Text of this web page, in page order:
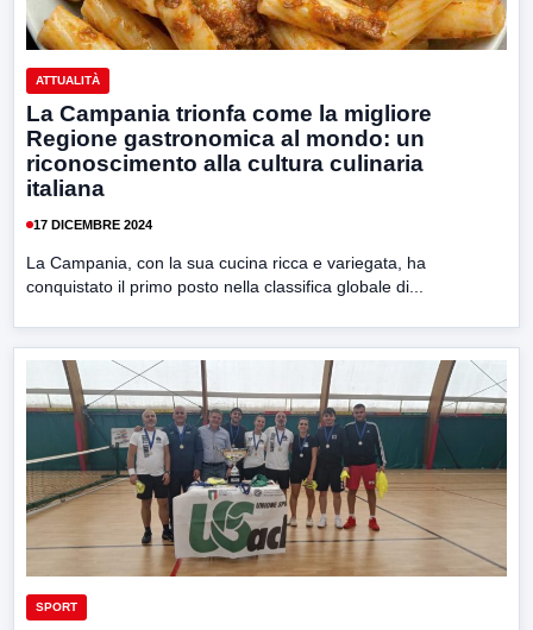
ATTUALITÀ
La Campania trionfa come la migliore
Regione gastronomica al mondo: un
riconoscimento alla cultura culinaria
italiana
17 DICEMBRE 2024
La Campania, con la sua cucina ricca e variegata, ha
conquistato il primo posto nella classifica globale di...
SPORT